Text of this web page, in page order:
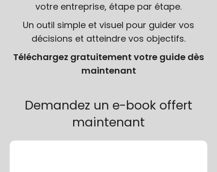
votre entreprise, étape par étape.
Un outil simple et visuel pour guider vos
décisions et atteindre vos objectifs.
Téléchargez gratuitement votre guide dès
maintenant
Demandez un e-book offert
maintenant